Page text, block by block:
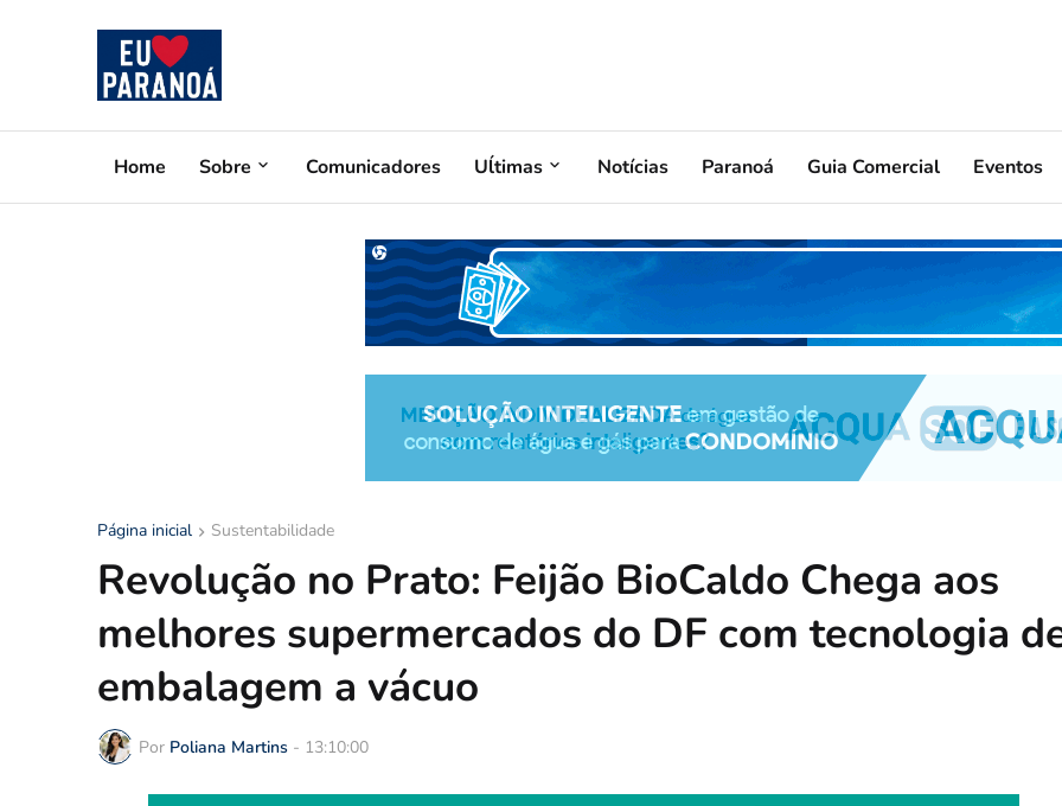
Home Sobre Comunicadores Uĺtimas Notícias Paranoá Guia Comercial Eventos
Página inicial Sustentabilidade
Revolução no Prato: Feijão BioCaldo Chega aos
melhores supermercados do DF com tecnologia
embalagem a vácuo
Por Poliana Martins - 13:10:00